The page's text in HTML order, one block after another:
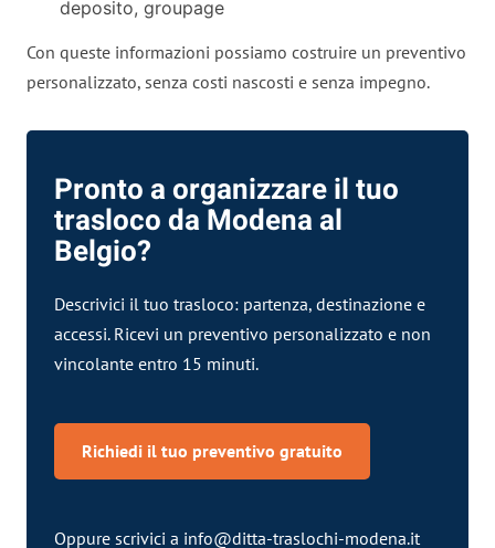
deposito, groupage
Con queste informazioni possiamo costruire un preventivo
personalizzato, senza costi nascosti e senza impegno.
Pronto a organizzare il tuo
trasloco da Modena al
Belgio?
Descrivici il tuo trasloco: partenza, destinazione e
accessi. Ricevi un preventivo personalizzato e non
vincolante entro 15 minuti.
Richiedi il tuo preventivo gratuito
Oppure scrivici a info@ditta-traslochi-modena.it